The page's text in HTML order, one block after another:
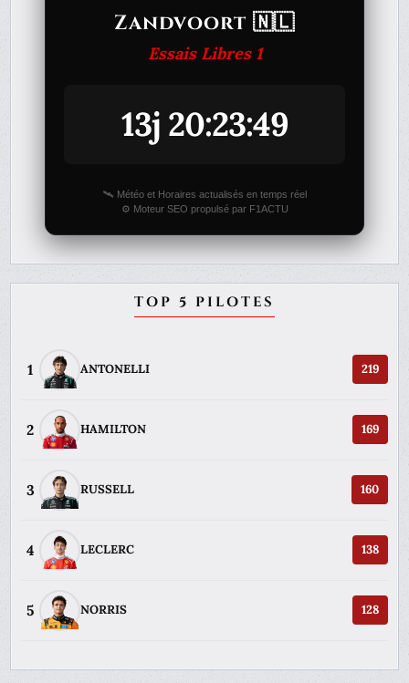
Zandvoort 🇳🇱
Essais Libres 1
13j 20:23:49
🛰️ Météo et Horaires actualisés en temps réel
⚙️ Moteur SEO propulsé par F1ACTU
TOP 5 PILOTES
1 ANTONELLI 219
2 HAMILTON 169
3 RUSSELL 160
4 LECLERC 138
5 NORRIS 128